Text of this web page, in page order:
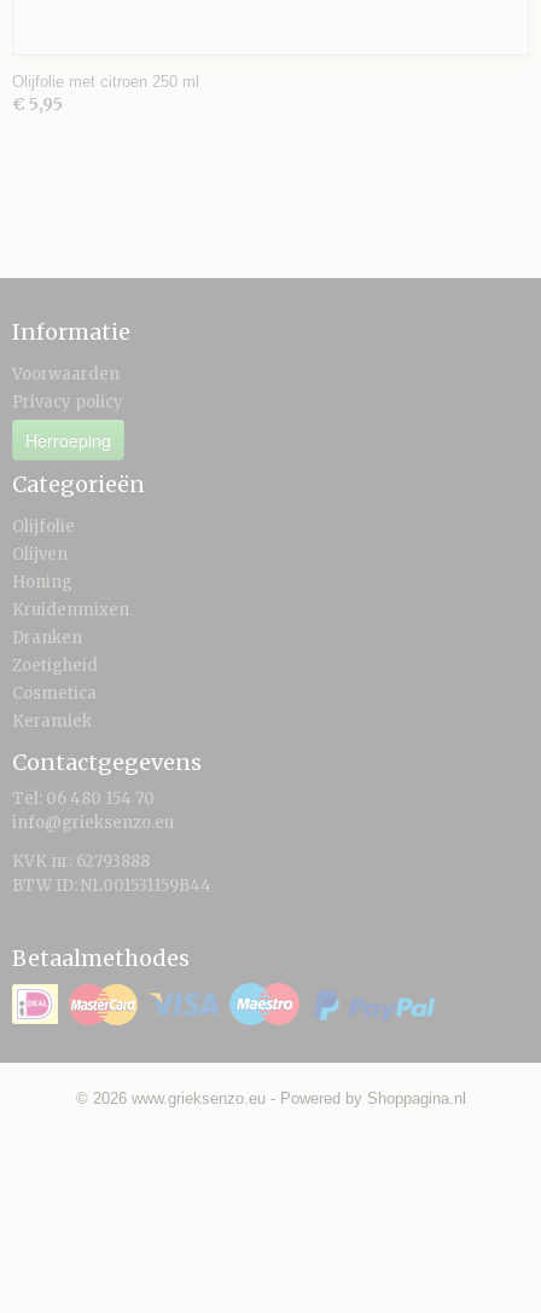
Olijfolie met citroen 250 ml
€ 5,95
Informatie
Voorwaarden
Privacy policy
Herroeping
Categorieën
Olijfolie
Olijven
Honing
Kruidenmixen
Dranken
Zoetigheid
Cosmetica
Keramiek
Contactgegevens
Tel: 06 480 154 70
info@grieksenzo.eu
KVK nr: 62793888
BTW ID: NL001531159B44
Betaalmethodes
© 2026 www.grieksenzo.eu - Powered by Shoppagina.nl